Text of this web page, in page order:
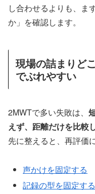
し合わせるよりも、ま
か」を確認します。
現場の詰まりど
でぶれやすい
2MWTで多い失敗は、
えず、距離だけを比較
先に整えると、再評価
声かけを固定する
記録の型を固定する